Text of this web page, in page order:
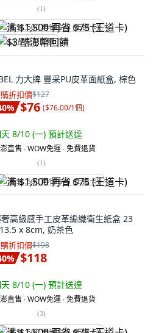
(1)
满 $1,500 再省 $75 (王道卡)
$3 酷澎幣回饋
力大牌 豐采PU皮革面紙盒, 棕色
折扣價$127
% $76 ($76.00/1個)
8/10 (一) 預計送達
直售 ∙ WOW免運 ∙ 免費退貨
(1)
满 $1,500 再省 $75 (王道卡)
高級感手工皮革編織衛生紙盒 23
x 8cm, 奶茶色
折扣價$198
% $118
8/10 (一) 預計送達
直售 ∙ WOW免運 ∙ 免費退貨
(3)